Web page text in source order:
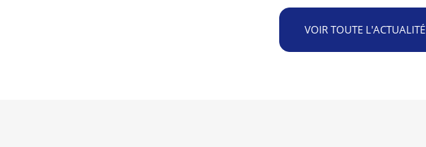
VOIR TOUTE L'ACTUALITÉ